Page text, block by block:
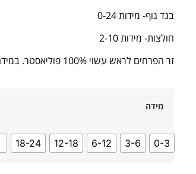
בגד גוף- מידות 0-24
חולצות- מידות 2-10
זר הפרחים לראש עשוי 100% פוליאסטר. במידה ויש גוון מועדף אנה כיתבו לנו בהערות.
מידה
0-3
3-6
6-12
12-18
18-24